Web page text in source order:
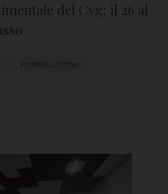
del Cvg: il 26 al
PromoTurismo